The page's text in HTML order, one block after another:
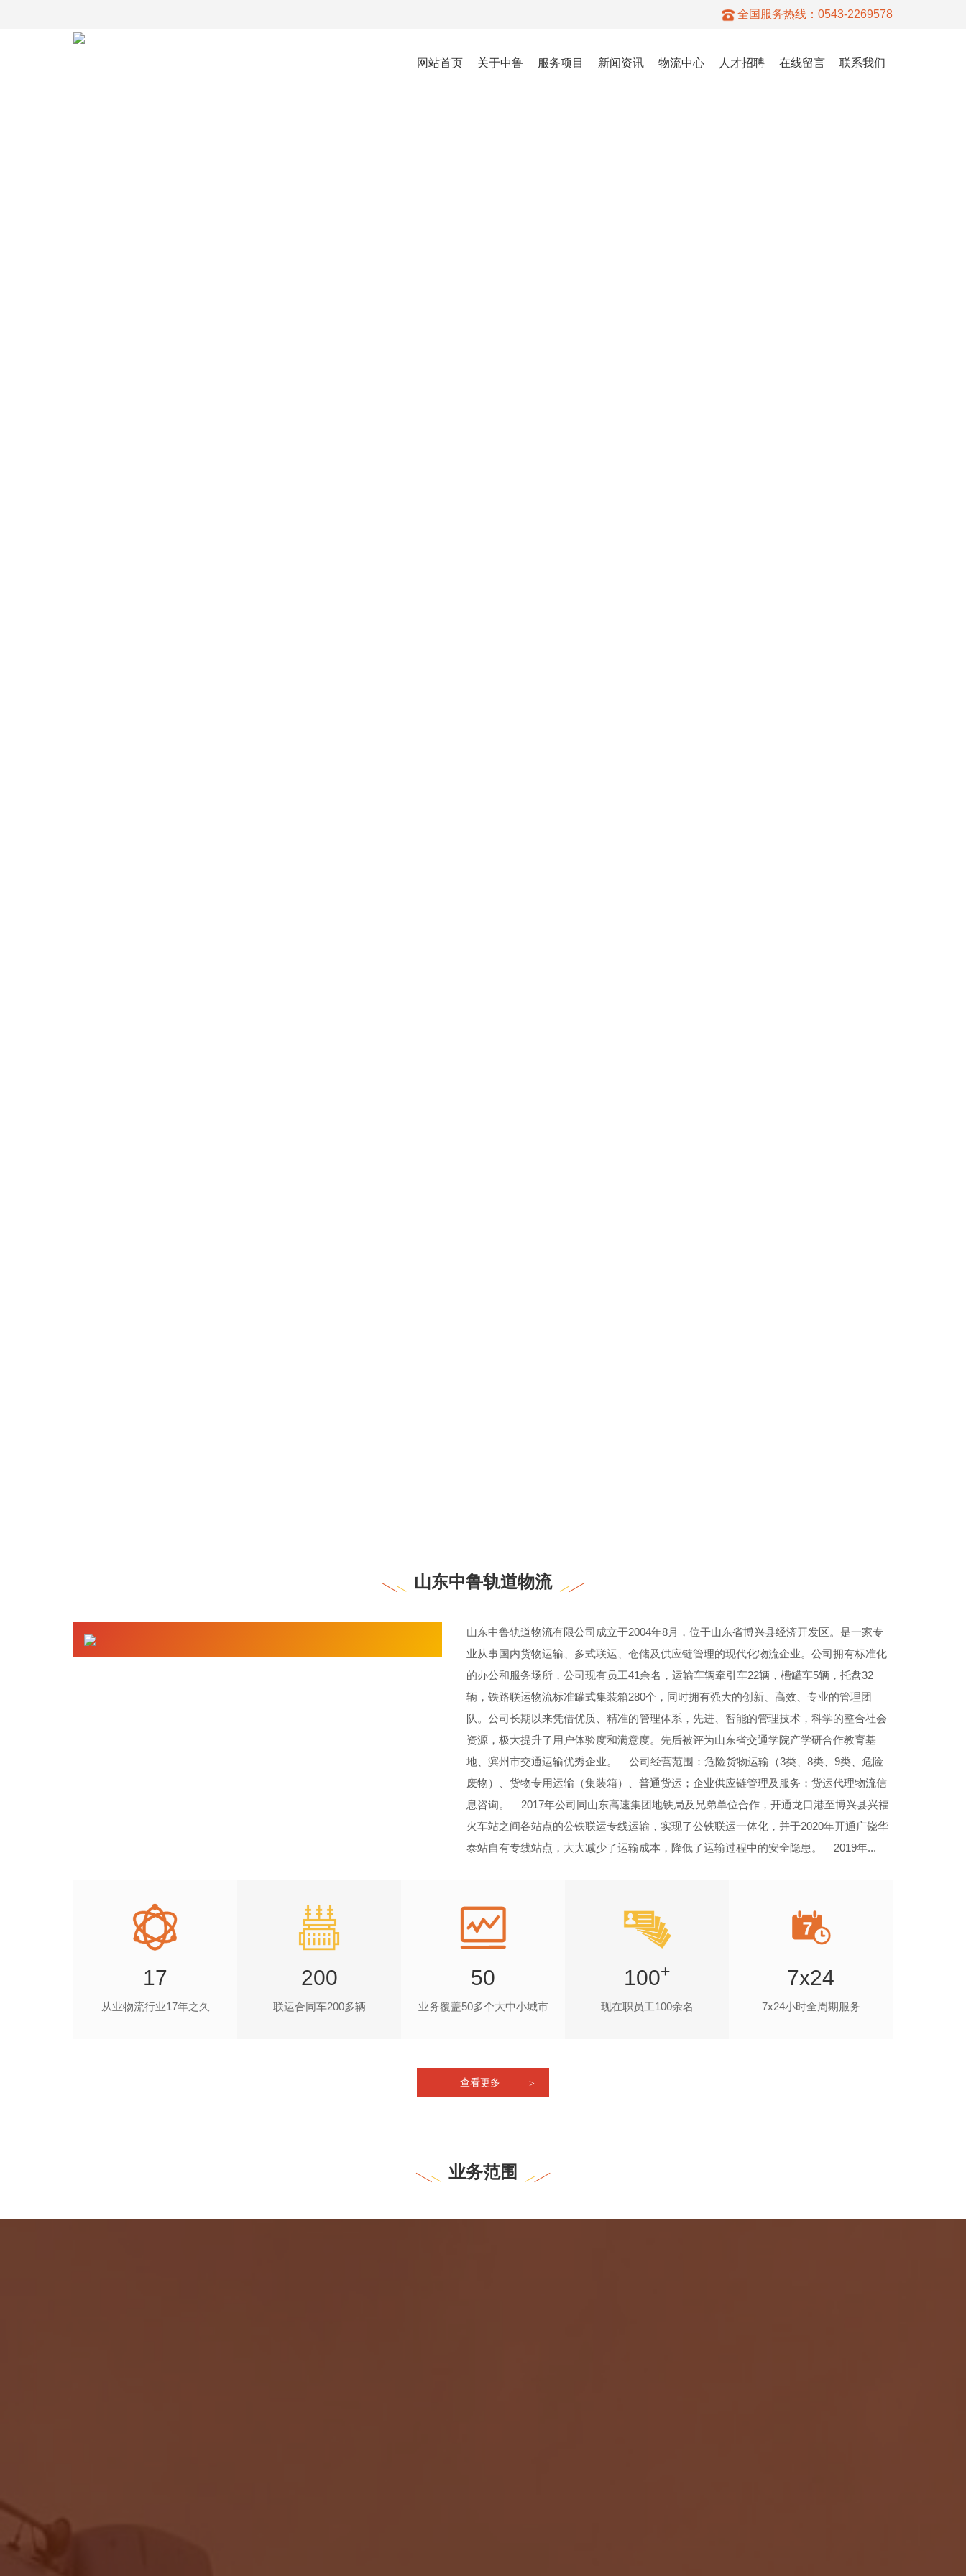
全国服务热线： 0543-2269578
网站首页 关于中鲁 服务项目 新闻资讯 物流中心 人才招聘 在线留言 联系我们
山东中鲁轨道物流
山东中鲁轨道物流有限公司成立于2004年8月，位于山东省博兴县经济开发区。是一家专
业从事国内货物运输、多式联运、仓储及供应链管理的现代化物流企业。公司拥有标准化
的办公和服务场所，公司现有员工41余名，运输车辆牵引车22辆，槽罐车5辆，托盘32
辆，铁路联运物流标准罐式集装箱280个，同时拥有强大的创新、高效、专业的管理团
队。公司长期以来凭借优质、精准的管理体系，先进、智能的管理技术，科学的整合社会
资源，极大提升了用户体验度和满意度。先后被评为山东省交通学院产学研合作教育基
地、滨州市交通运输优秀企业。 公司经营范围：危险货物运输（3类、8类、9类、危险
废物）、货物专用运输（集装箱）、普通货运；企业供应链管理及服务；货运代理物流信
息咨询。 2017年公司同山东高速集团地铁局及兄弟单位合作，开通龙口港至博兴县兴福
火车站之间各站点的公铁联运专线运输，实现了公铁联运一体化，并于2020年开通广饶华
泰站自有专线站点，大大减少了运输成本，降低了运输过程中的安全隐患。 2019年...
17
从业物流行业17年之久
200
联运合同车200多辆
50
业务覆盖50多个大中小城市
100+
现在职员工100余名
7x24
7x24小时全周期服务
查看更多
业务范围